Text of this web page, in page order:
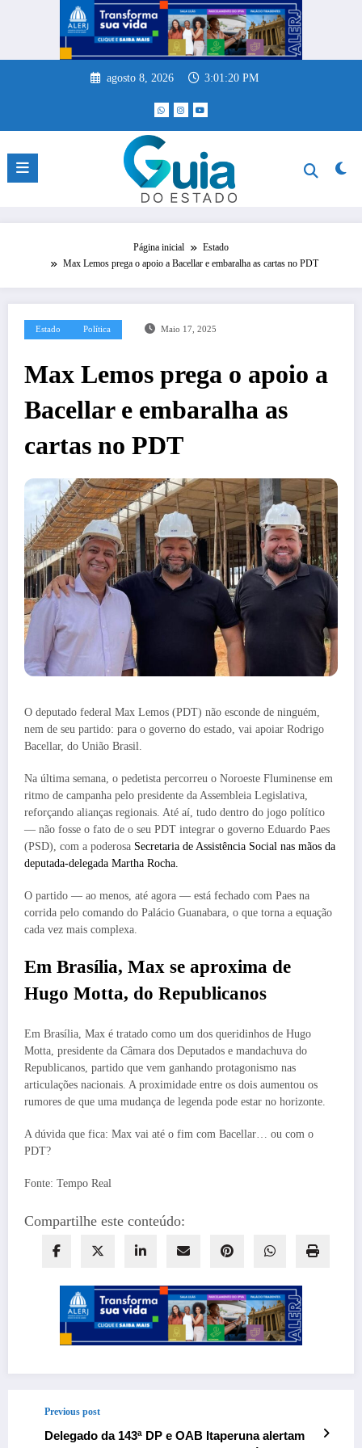
agosto 8, 2026 3:01:21 PM
Página inicial
Estado
Max Lemos prega o apoio a Bacellar e embaralha as cartas no PDT
Estado Política Maio 17, 2025
Max Lemos prega o apoio a
Bacellar e embaralha as
cartas no PDT
O deputado federal Max Lemos (PDT) não esconde de ninguém,
nem de seu partido: para o governo do estado, vai apoiar Rodrigo
Bacellar, do União Brasil.
Na última semana, o pedetista percorreu o Noroeste Fluminense em
ritmo de campanha pelo presidente da Assembleia Legislativa,
reforçando alianças regionais. Até aí, tudo dentro do jogo político
— não fosse o fato de o seu PDT integrar o governo Eduardo Paes
(PSD), com a poderosa Secretaria de Assistência Social nas mãos da
deputada-delegada Martha Rocha.
O partido — ao menos, até agora — está fechado com Paes na
corrida pelo comando do Palácio Guanabara, o que torna a equação
cada vez mais complexa.
Em Brasília, Max se aproxima de
Hugo Motta, do Republicanos
Em Brasília, Max é tratado como um dos queridinhos de Hugo
Motta, presidente da Câmara dos Deputados e mandachuva do
Republicanos, partido que vem ganhando protagonismo nas
articulações nacionais. A proximidade entre os dois aumentou os
rumores de que uma mudança de legenda pode estar no horizonte.
A dúvida que fica: Max vai até o fim com Bacellar… ou com o
PDT?
Fonte: Tempo Real
Compartilhe este conteúdo:
Previous post
Delegado da 143ª DP e OAB Itaperuna alertam